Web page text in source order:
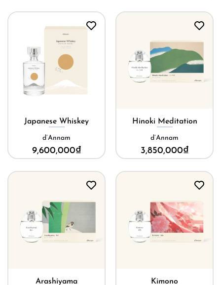
Japanese Whiskey
d’Annam
9,600,000₫
Hinoki Meditation
d’Annam
3,850,000₫
Arashiyama Kimono